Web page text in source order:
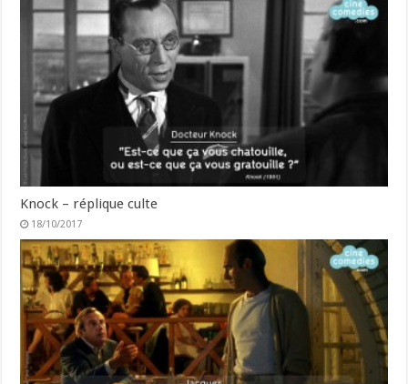
Knock – réplique culte
18/10/2017